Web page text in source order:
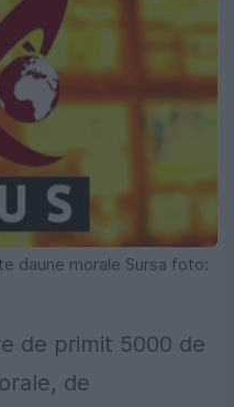
daune morale Sursa foto:
de primit 5000 de
de